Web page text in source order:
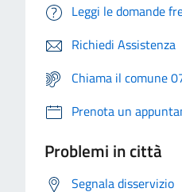
Leggi le domande
Richiedi Assistenza
Chiama il comune
Prenota un
Problemi in città
Segnala disservizio